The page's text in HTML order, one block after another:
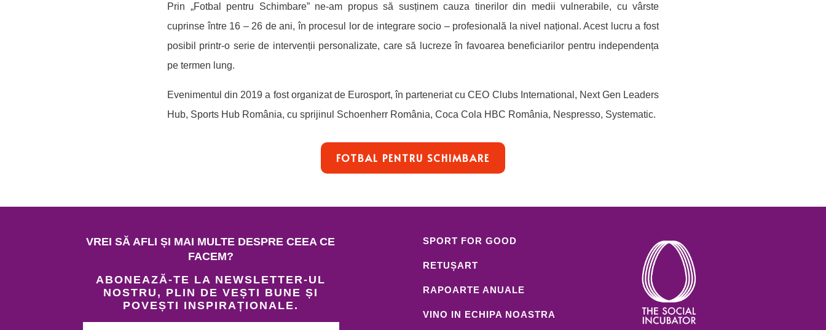
Prin „Fotbal pentru Schimbare” ne-am propus să susținem cauza tinerilor din medii vulnerabile, cu vârste
cuprinse între 16 – 26 de ani, în procesul lor de integrare socio – profesională la nivel național. Acest lucru a fost
posibil printr-o serie de intervenții personalizate, care să lucreze în favoarea beneficiarilor pentru independența
pe termen lung.
Evenimentul din 2019 a fost organizat de Eurosport, în parteneriat cu CEO Clubs International, Next Gen Leaders
Hub, Sports Hub România, cu sprijinul Schoenherr România, Coca Cola HBC România, Nespresso, Systematic.
FOTBAL PENTRU SCHIMBARE
VREI SĂ AFLI ȘI MAI MULTE DESPRE CEEA CE
FACEM?
ABONEAZĂ-TE LA NEWSLETTER-UL
NOSTRU, PLIN DE VEȘTI BUNE ȘI
POVEȘTI INSPIRAȚIONALE.
SPORT FOR GOOD
RETUȘART
RAPOARTE ANUALE
VINO IN ECHIPA NOASTRA